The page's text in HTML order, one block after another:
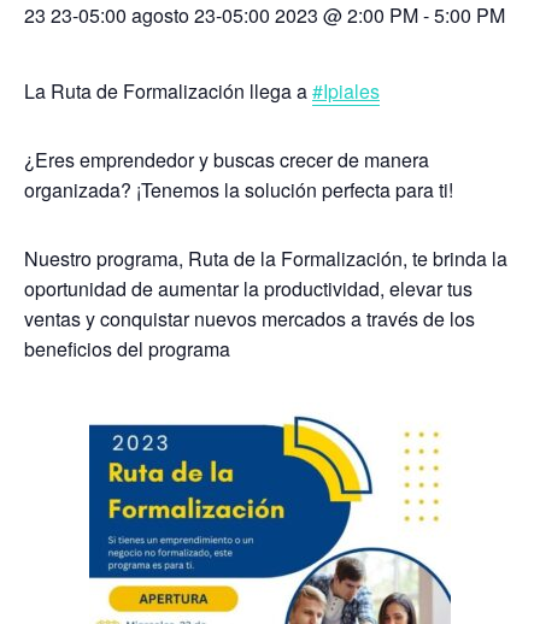
23 23-05:00 agosto 23-05:00 2023 @ 2:00 PM-5:00 PM
La Ruta de Formalización llega a#Ipiales
¿Eres emprendedor y buscas crecer de manera
organizada? ¡Tenemos la solución perfecta para ti!
Nuestro programa, Ruta de la Formalización, te brinda la
oportunidad de aumentar la productividad, elevar tus
ventas y conquistar nuevos mercados a través de los
beneficios del programa